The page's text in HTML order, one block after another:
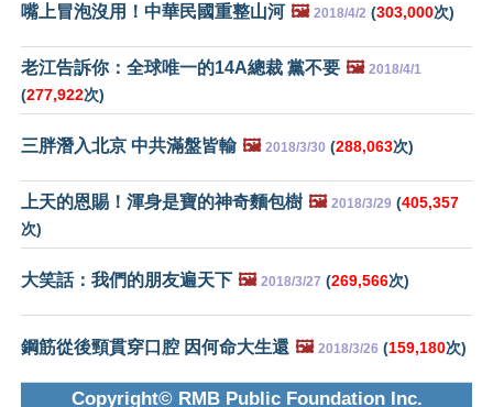
嘴上冒泡沒用！中華民國重整山河 🖼️ 2018/4/2 (303,000次)
老江告訴你：全球唯一的14A總裁 黨不要 🖼️ 2018/4/1
(277,922次)
三胖潛入北京 中共滿盤皆輸 🖼️ 2018/3/30 (288,063次)
上天的恩賜！渾身是寶的神奇麵包樹 🖼️ 2018/3/29 (405,357
次)
大笑話：我們的朋友遍天下 🖼️ 2018/3/27 (269,566次)
鋼筋從後頸貫穿口腔 因何命大生還 🖼️ 2018/3/26 (159,180次)
Copyright© RMB Public Foundation Inc.